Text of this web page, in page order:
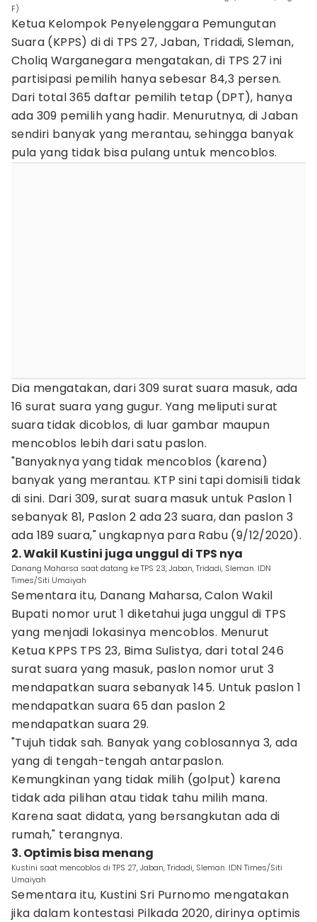
F)
Ketua Kelompok Penyelenggara Pemungutan
Suara (KPPS) di di TPS 27, Jaban, Tridadi, Sleman,
Choliq Warganegara mengatakan, di TPS 27 ini
partisipasi pemilih hanya sebesar 84,3 persen.
Dari total 365 daftar pemilih tetap (DPT), hanya
ada 309 pemilih yang hadir. Menurutnya, di Jaban
sendiri banyak yang merantau, sehingga banyak
pula yang tidak bisa pulang untuk mencoblos.
Dia mengatakan, dari 309 surat suara masuk, ada
16 surat suara yang gugur. Yang meliputi surat
suara tidak dicoblos, di luar gambar maupun
mencoblos lebih dari satu paslon.
"Banyaknya yang tidak mencoblos (karena)
banyak yang merantau. KTP sini tapi domisili tidak
di sini. Dari 309, surat suara masuk untuk Paslon 1
sebanyak 81, Paslon 2 ada 23 suara, dan paslon 3
ada 189 suara," ungkapnya para Rabu (9/12/2020).
2. Wakil Kustini juga unggul di TPS nya
Danang Maharsa saat datang ke TPS 23, Jaban, Tridadi, Sleman. IDN
Times/Siti Umaiyah
Sementara itu, Danang Maharsa, Calon Wakil
Bupati nomor urut 1 diketahui juga unggul di TPS
yang menjadi lokasinya mencoblos. Menurut
Ketua KPPS TPS 23, Bima Sulistya, dari total 246
surat suara yang masuk, paslon nomor urut 3
mendapatkan suara sebanyak 145. Untuk paslon 1
mendapatkan suara 65 dan paslon 2
mendapatkan suara 29.
"Tujuh tidak sah. Banyak yang coblosannya 3, ada
yang di tengah-tengah antarpaslon.
Kemungkinan yang tidak milih (golput) karena
tidak ada pilihan atau tidak tahu milih mana.
Karena saat didata, yang bersangkutan ada di
rumah," terangnya.
3. Optimis bisa menang
Kustini saat mencoblos di TPS 27, Jaban, Tridadi, Sleman. IDN Times/Siti
Umaiyah
Sementara itu, Kustini Sri Purnomo mengatakan
jika dalam kontestasi Pilkada 2020, dirinya optimis